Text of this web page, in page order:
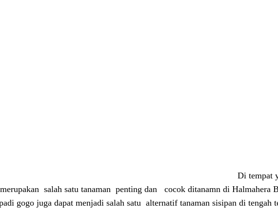
Di tempat
salah satu tanaman penting dan cocok ditanamn di Halmahera
gogo juga dapat menjadi salah satu alternatif tanaman sisipan di tengah